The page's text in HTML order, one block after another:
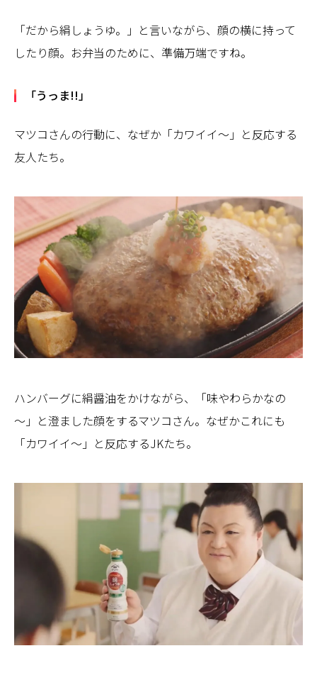
「だから絹しょうゆ。」と言いながら、顔の横に持って
したり顔。お弁当のために、準備万端ですね。
「うっま!!」
マツコさんの行動に、なぜか「カワイイ～」と反応する
友人たち。
ハンバーグに絹醤油をかけながら、「味やわらかなの
～」と澄ました顔をするマツコさん。なぜかこれにも
「カワイイ～」と反応するJKたち。